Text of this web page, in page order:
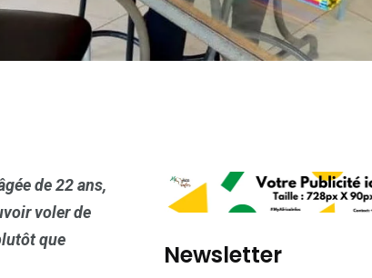
de 22 ans,
voler de
que
Newsletter